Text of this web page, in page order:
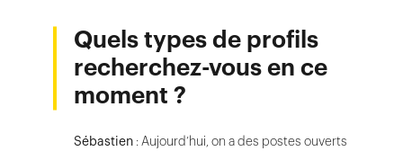
Quels types de profils
recherchez-vous en ce
moment ?
Sébastien : Aujourd’hui, on a des postes ouverts